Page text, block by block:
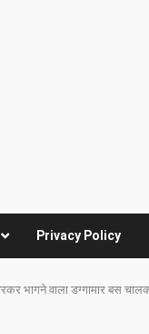
Privacy Policy
भागने वाला डग्गामार बस